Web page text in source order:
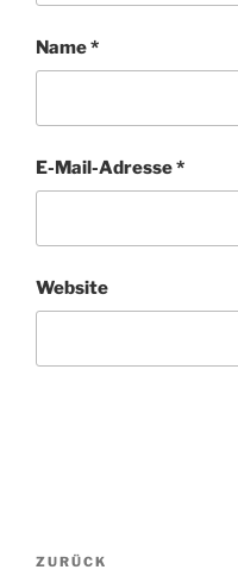
Name*
E-Mail-Adresse*
Website
Beitragsnavigation
Vorheriger
ZURÜCK